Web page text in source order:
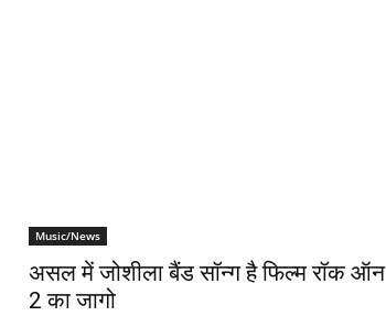
Music/News
असल में जोशीला बैंड सॉन्‍ग है फिल्‍म रॉक ऑन
2 का जागो